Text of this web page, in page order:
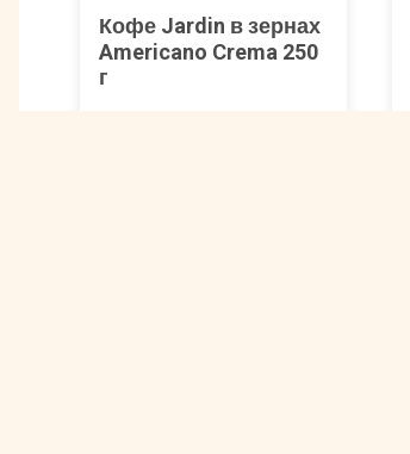
Кофе Jardin в зернах
Americano Crema 250
г